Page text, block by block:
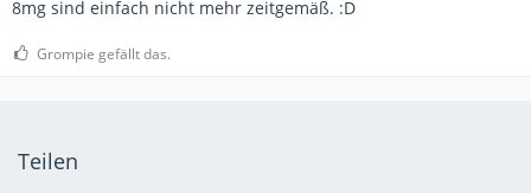
8mg sind einfach nicht mehr zeitgemäß. :D
Grompie gefällt das.
Teilen